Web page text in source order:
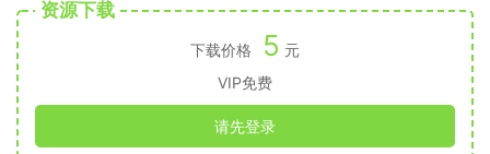
资源下载
下载价格 5 元
VIP免费
请先登录